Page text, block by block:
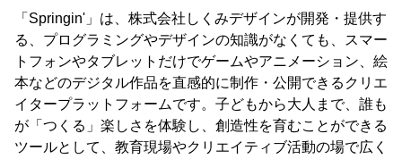
「Springin'」は、株式会社しくみデザインが開発・提供す
る、プログラミングやデザインの知識がなくても、スマー
トフォンやタブレットだけでゲームやアニメーション、絵
本などのデジタル作品を直感的に制作・公開できるクリエ
イタープラットフォームです。子どもから大人まで、誰も
が「つくる」楽しさを体験し、創造性を育むことができる
ツールとして、教育現場やクリエイティブ活動の場で広く